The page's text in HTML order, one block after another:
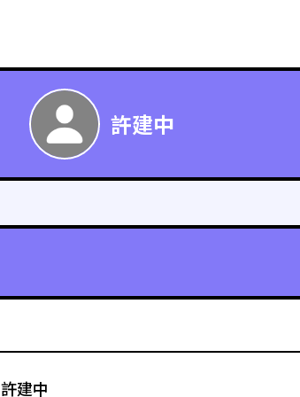
許建中
許建中